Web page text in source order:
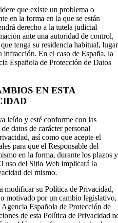
que existe un problema o
en la forma en la que se están
derecho a la tutela judicial
ante una autoridad de control,
tenga su residencia habitual, lugar
infracción. En el caso de España, la
Española de Protección de Datos
EN ESTA
leído y esté conforme con las
datos de carácter personal
así como que acepte el
para que el Responsable del
en la forma, durante los plazos y
uso del Sitio Web implicará la
del mismo.
modificar su Política de Privacidad,
motivado por un cambio legislativo,
Española de Protección de
de esta Política de Privacidad